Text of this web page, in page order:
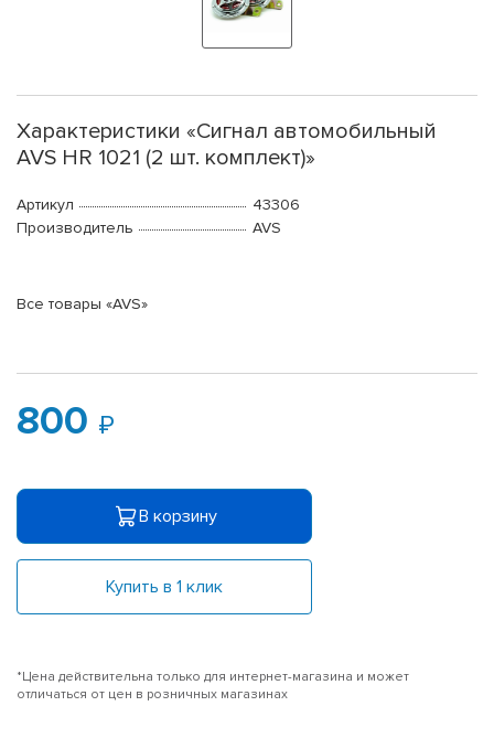
Характеристики «Сигнал автомобильный
AVS HR 1021 (2 шт. комплект)»
Артикул
43306
Производитель
AVS
Все товары «AVS»
800
В корзину
Купить в 1 клик
*Цена действительна только для интернет-магазина и может
отличаться от цен в розничных магазинах